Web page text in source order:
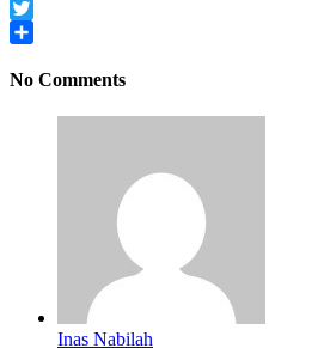
Facebook
Twitter
No Comments
Inas Nabilah